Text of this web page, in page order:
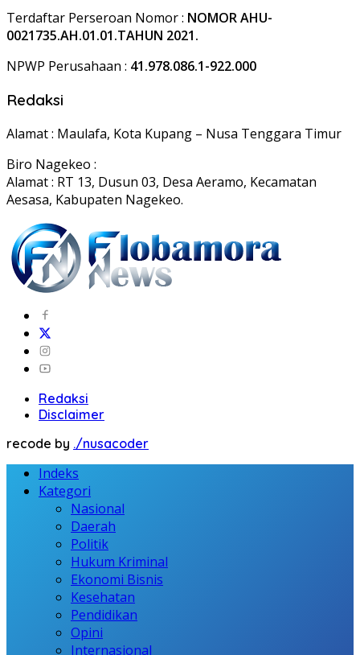
Terdaftar Perseroan Nomor : NOMOR AHU-
0021735.AH.01.01.TAHUN 2021.
NPWP Perusahaan : 41.978.086.1-922.000
Redaksi
Alamat : Maulafa, Kota Kupang – Nusa Tenggara Timur
Biro Nagekeo :
Alamat : RT 13, Dusun 03, Desa Aeramo, Kecamatan
Aesasa, Kabupaten Nagekeo.
Redaksi
Disclaimer
recode by ./nusacoder
Indeks
Kategori
Nasional
Daerah
Politik
Hukum Kriminal
Ekonomi Bisnis
Kesehatan
Pendidikan
Opini
Internasional